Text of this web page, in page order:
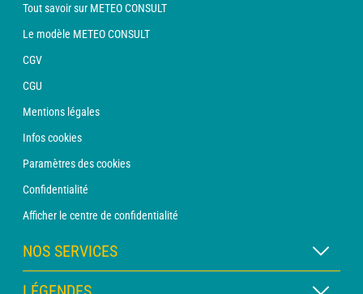
Tout savoir sur METEO CONSULT
Le modèle METEO CONSULT
CGV
CGU
Mentions légales
Infos cookies
Paramètres des cookies
Confidentialité
Afficher le centre de confidentialité
NOS SERVICES
Abonnement METEO Xpert